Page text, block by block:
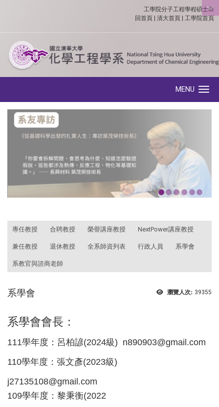
:::
工學院分子工程學程碩士班
回首頁
清大首頁 工學院首頁
MENU
專任教授 合聘教授 榮譽講座教授 NextPower講座教授
兼任教授 退休教授 全系師資列表 行政人員 系學會
系教官與諮商老師
瀏覽人次: 39355
系學會
系學會會長：
111學年度：呂柏諺(2024級) n890903@gmail.com
110學年度：張文彥(2023級)
j27135108@gmail.com
109學年度：黎秉衡(2022